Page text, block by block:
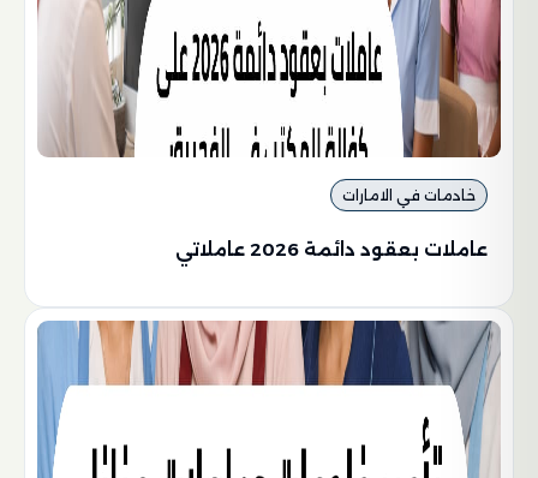
خادمات في الامارات
عاملات بعقود دائمة 2026 عاملاتي